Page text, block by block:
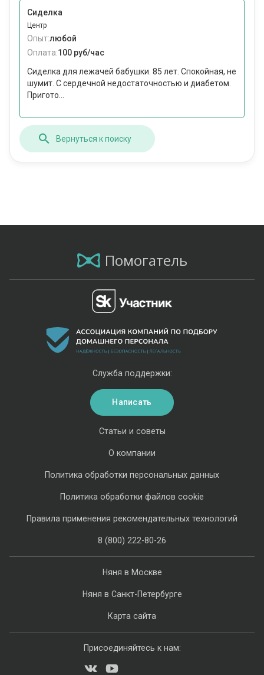
Сиделка
Центр
Опыт:любой
Оплата:100 руб/час
Сиделка для лежачей бабушки. 85 лет. Спокойная, не
шумит. С сердечной недостаточностью и диабетом.
Пригото...
Вернуться к поиску
Помогатель
Няня в Москве
Няня в Санкт-Петербурге
Карта сайта
Статьи и советы
О компании
Политика обработки персональных данных
Политика обработки файлов cookie
Правила применения рекомендательных технологий
8 (800) 222-80-26
Служба поддержки:
Написать
Присоединяйтесь к нам: